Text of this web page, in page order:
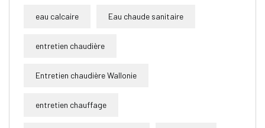
eau calcaire Eau chaude sanitaire
entretien chaudière
Entretien chaudière Wallonie
entretien chauffage